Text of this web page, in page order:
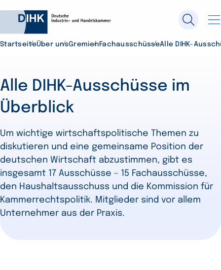
StartseiteÜber unsGremien FachausschüsseAlle DIHK-
Alle DIHK-Ausschüsse im
Überblick
Um wichtige wirtschaftspolitische Themen zu
diskutieren und eine gemeinsame Position der
deutschen Wirtschaft abzustimmen, gibt es
insgesamt 17 Ausschüsse – 15 Fachausschüsse,
den Haushaltsausschuss und die Kommission für
Kammerrechtspolitik. Mitglieder sind vor allem
Unternehmer aus der Praxis.